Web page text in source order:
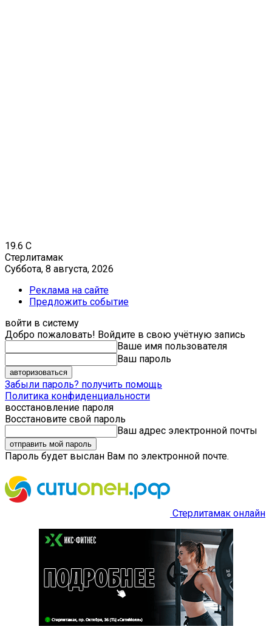
19.6 C
Стерлитамак
Суббота, 8 августа, 2026
Реклама на сайте
Предложить событие
войти в систему
Добро пожаловать! Войдите в свою учётную запись
Ваше имя пользователя
Ваш пароль
Забыли пароль? получить помощь
Политика конфиденциальности
восстановление пароля
Восстановите свой пароль
Ваш адрес электронной почты
Пароль будет выслан Вам по электронной почте.
Стерлитамак онлайн